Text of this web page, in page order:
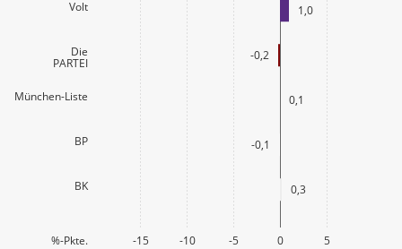
Volt
Die
PARTEI
München-Liste
BP
BK
-15 -10 -5 0 5
%-Pkte.
1,0
-0,2
0,1
-0,1
0,3